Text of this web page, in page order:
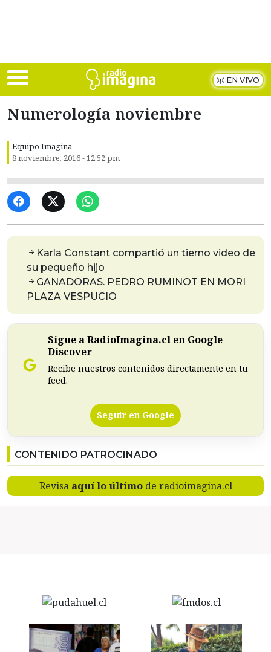
EN VIVO
Numerología noviembre
Equipo Imagina
8 noviembre, 2016 - 12:52 pm
Karla Constant compartió un tierno video de
su pequeño hijo
GANADORAS. PEDRO RUMINOT EN MORI
PLAZA VESPUCIO
Sigue a RadioImagina.cl en Google
Discover
Recibe nuestros contenidos directamente en tu
feed.
Seguir en Google
CONTENIDO PATROCINADO
Revisa aquí lo últimode radioimagina.cl